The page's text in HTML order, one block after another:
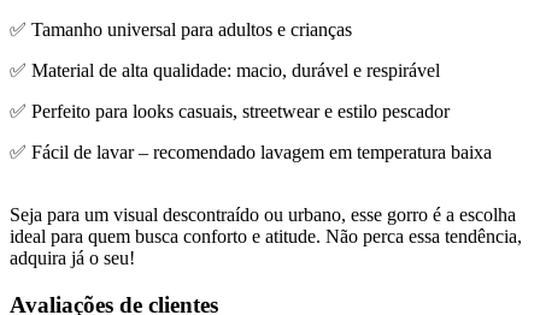
✅ Tamanho universal para adultos e crianças
✅ Material de alta qualidade: macio, durável e respirável
✅ Perfeito para looks casuais, streetwear e estilo pescador
✅ Fácil de lavar – recomendado lavagem em temperatura baixa
Seja para um visual descontraído ou urbano, esse gorro é a escolha
ideal para quem busca conforto e atitude. Não perca essa tendência,
adquira já o seu!
Avaliações de clientes